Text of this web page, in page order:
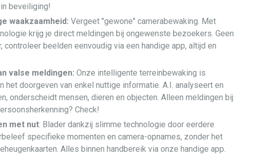
beveiliging!
waakzaamheid: Vergeet "gewone" camerabewaking. Met
krijg je direct meldingen bij ongewenste bezoekers. Geen
controleer beelden eenvoudig via een handige app, altijd en
valse meldingen: Onze intelligente terreinbewaking is
het doorgeven van enkel nuttige informatie. A.I. analyseert en
onderscheidt mensen, dieren en objecten. Alleen meldingen bij
Check!
met nut: Blader dankzij slimme technologie door eerdere
specifieke momenten en camera-opnames, zonder het
Alles binnen handbereik via onze handige app.